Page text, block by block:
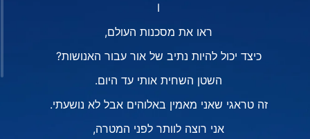
I
ראו את מסכנות העולם,
כיצד יכול להיות נתיב של אור עבור האנושות?
השטן השחית אותי עד היום.
זה טראגי שאני מאמין באלוהים אבל לא נושעתי.
אני רוצה לוותר לפני המטרה,